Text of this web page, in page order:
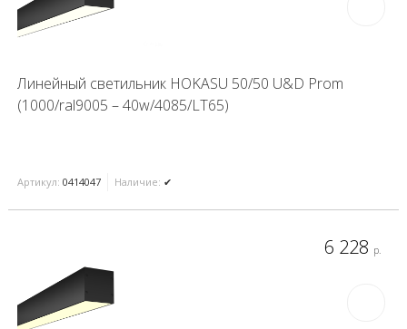
Линейный светильник HOKASU 50/50 U&D Prom
(1000/ral9005 – 40w/4085/LT65)
Артикул: 0414047 Наличие: ✔
6 228 р.